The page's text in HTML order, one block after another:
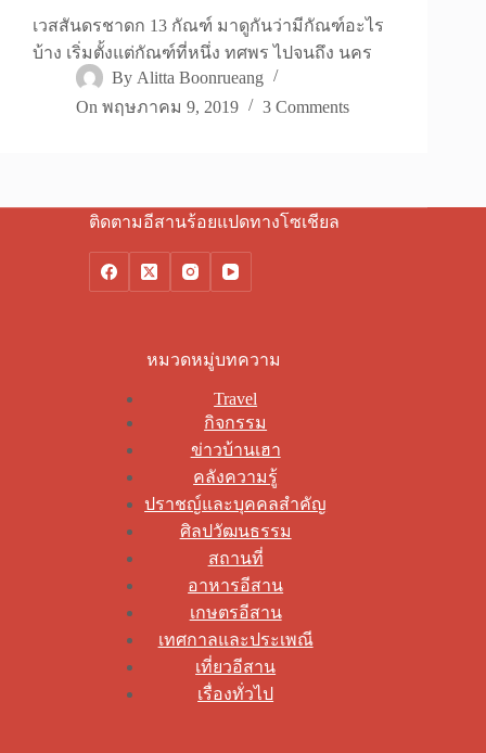
เวสสันดรชาดก 13 กัณฑ์ มาดูกันว่ามีกัณฑ์อะไร
บ้าง เริ่มตั้งแต่กัณฑ์ที่หนึ่ง ทศพร ไปจนถึง นคร
By Alitta Boonrueang
On พฤษภาคม 9, 2019 3 Comments
ติดตามอีสานร้อยแปดทางโซเชียล
หมวดหมู่บทความ
Travel
กิจกรรม
ข่าวบ้านเฮา
คลังความรู้
ปราชญ์และบุคคลสำคัญ
ศิลปวัฒนธรรม
สถานที่
อาหารอีสาน
เกษตรอีสาน
เทศกาลและประเพณี
เที่ยวอีสาน
เรื่องทั่วไป